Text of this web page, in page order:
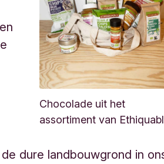
Chocolade uit het
assortiment van
dure landbouwgrond in